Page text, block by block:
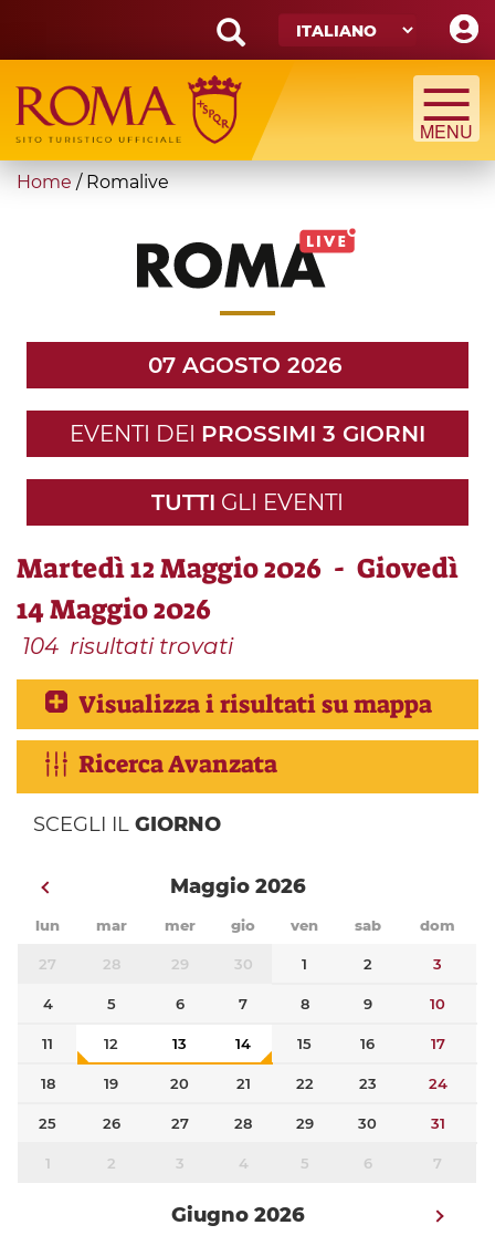
main
content
Search
form
Cerca
You
Home / Romalive
07 AGOSTO 2026
EVENTI DEI PROSSIMI 3 GIORNI
TUTTI GLI EVENTI
Martedì 12 Maggio 2026 - Giovedì
14 Maggio 2026
104 risultati trovati
Visualizza i risultati su mappa
Ricerca Avanzata
SCEGLI IL GIORNO
Maggio 2026
lun mar mer gio ven sab dom
27 28 29 30 1 2 3
4 5 6 7 8 9 10
11 12 13 14 15 16 17
18 19 20 21 22 23 24
25 26 27 28 29 30 31
1 2 3 4 5 6 7
Giugno 2026